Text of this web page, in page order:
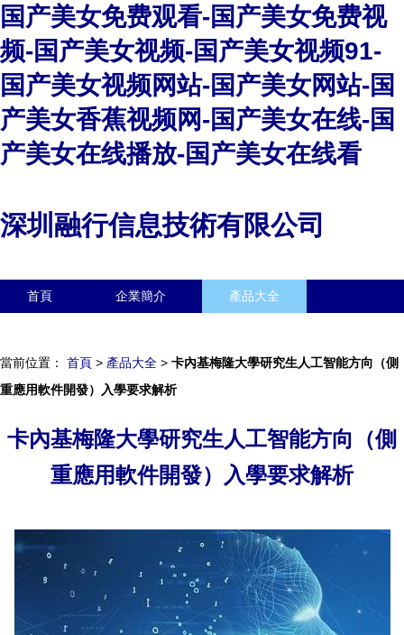
国产美女免费观看-国产美女免费视
频-国产美女视频-国产美女视频91-
国产美女视频网站-国产美女网站-国
产美女香蕉视频网-国产美女在线-国
产美女在线播放-国产美女在线看
深圳融行信息技術有限公司
首頁 企業簡介 產品大全
當前位置： 首頁 > 產品大全 > 卡內基梅隆大學研究生人工智能方向（側
重應用軟件開發）入學要求解析
卡內基梅隆大學研究生人工智能方向（側
重應用軟件開發）入學要求解析